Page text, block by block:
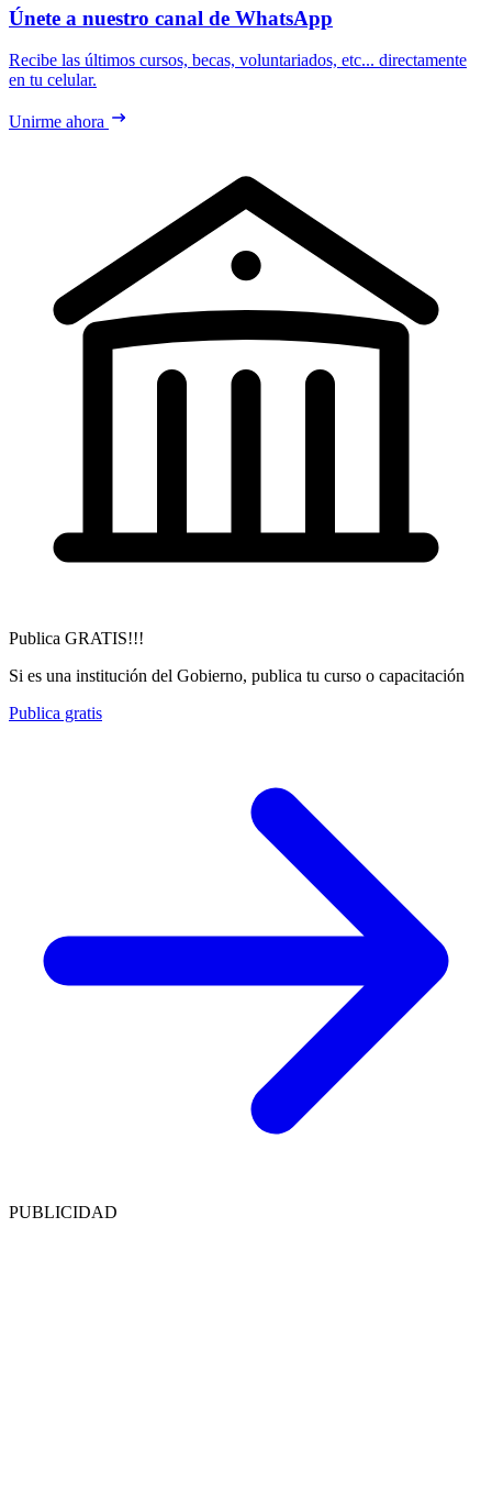
Únete a nuestro canal de WhatsApp
Recibe las últimos cursos, becas, voluntariados, etc... directamente
en tu celular.
Unirme ahora
Publica GRATIS!!!
Si es una institución del Gobierno, publica tu curso o capacitación
Publica gratis
PUBLICIDAD